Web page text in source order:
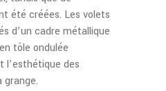
été créées. Les volets
d’un cadre métallique
tôle ondulée
l’esthétique des
grange.